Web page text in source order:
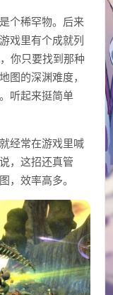
个稀罕物。后来
戏里有个成就列
你只要找到那种
图的深渊难度，
听起来挺简单
经常在游戏里喊
，这招还真管
，效率高多。